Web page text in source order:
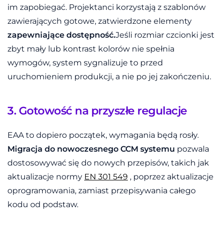
im zapobiegać. Projektanci korzystają z szablonów
zawierających gotowe, zatwierdzone elementy
zapewniające dostępność.Jeśli rozmiar czcionki jest
zbyt mały lub kontrast kolorów nie spełnia
wymogów, system sygnalizuje to przed
uruchomieniem produkcji, a nie po jej zakończeniu.
3. Gotowość na przyszłe regulacje
EAA to dopiero początek, wymagania będą rosły.
Migracja do nowoczesnego CCM systemu pozwala
dostosowywać się do nowych przepisów, takich jak
aktualizacje normy EN 301 549 , poprzez aktualizacje
oprogramowania, zamiast przepisywania całego
kodu od podstaw.